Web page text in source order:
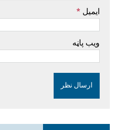
ایمیل *
ویب پاڼه